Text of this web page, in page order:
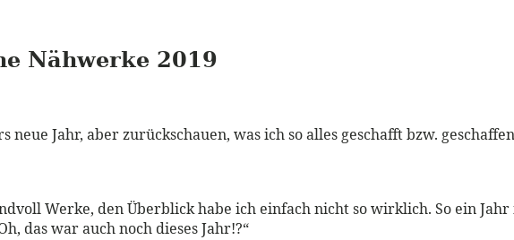
Nähwerke 2019
neue Jahr, aber zurückschauen, was ich so alles geschafft bzw.
Werke, den Überblick habe ich einfach nicht so wirklich. So ein
das war auch noch dieses Jahr!?“